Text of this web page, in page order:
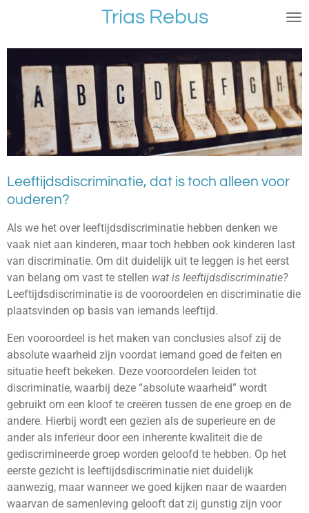
naar
hoofdinhoud
Trias Rebus
Leeftijdsdiscriminatie, dat is toch alleen voor
ouderen?
Als we het over leeftijdsdiscriminatie hebben denken we
vaak niet aan kinderen, maar toch hebben ook kinderen last
van discriminatie. Om dit duidelijk uit te leggen is het eerst
van belang om vast te stellen wat is leeftijdsdiscriminatie?
Leeftijdsdiscriminatie is de vooroordelen en discriminatie die
plaatsvinden op basis van iemands leeftijd.
Een vooroordeel is het maken van conclusies alsof zij de
absolute waarheid zijn voordat iemand goed de feiten en
situatie heeft bekeken. Deze vooroordelen leiden tot
discriminatie, waarbij deze “absolute waarheid” wordt
gebruikt om een kloof te creëren tussen de ene groep en de
andere. Hierbij wordt een gezien als de superieure en de
ander als inferieur door een inherente kwaliteit die de
gediscrimineerde groep worden geloofd te hebben. Op het
eerste gezicht is leeftijdsdiscriminatie niet duidelijk
aanwezig, maar wanneer we goed kijken naar de waarden
waarvan de samenleving gelooft dat zij gunstig zijn voor